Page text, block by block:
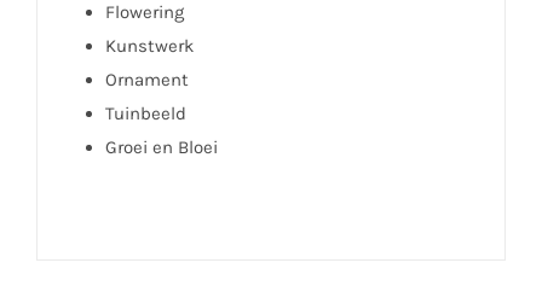
Flowering
Kunstwerk
Ornament
Tuinbeeld
Groei en Bloei